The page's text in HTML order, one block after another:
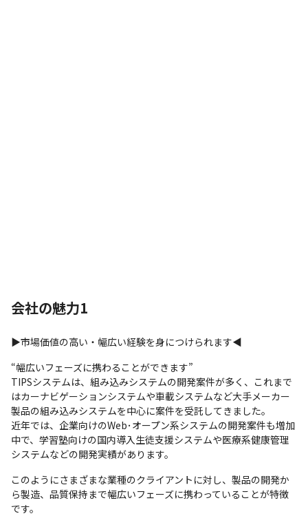
会社の魅力1
▶市場価値の高い・幅広い経験を身につけられます◀
“幅広いフェーズに携わることができます”
TIPSシステムは、組み込みシステムの開発案件が多く、これまで
はカーナビゲーションシステムや車載システムなど大手メーカー
製品の組み込みシステムを中心に案件を受託してきました。
近年では、企業向けのWeb･オープン系システムの開発案件も増加
中で、学習塾向けの国内導入生徒支援システムや医療系健康管理
システムなどの開発実績があります。
このようにさまざまな業種のクライアントに対し、製品の開発か
ら製造、品質保持まで幅広いフェーズに携わっていることが特徴
です。